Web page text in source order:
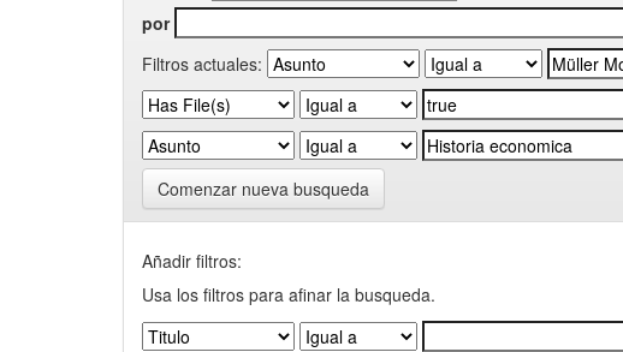
por
Filtros actuales:
Comenzar nueva busqueda
Añadir filtros:
Usa los filtros para afinar la busqueda.